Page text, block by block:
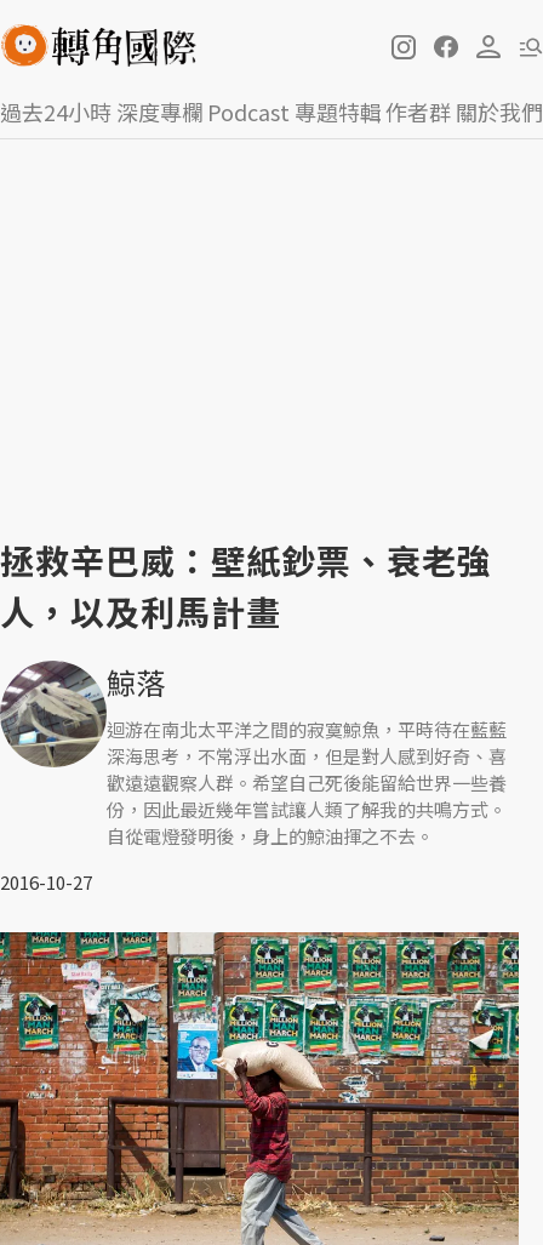
過去24小時深度專欄 Podcast 專題特輯作者群關於我們
拯救辛巴威：壁紙鈔票、衰老強
人，以及利馬計畫
鯨落
迴游在南北太平洋之間的寂寞鯨魚，平時待在藍藍
深海思考，不常浮出水面，但是對人感到好奇、喜
歡遠遠觀察人群。希望自己死後能留給世界一些養
份，因此最近幾年嘗試讓人類了解我的共鳴方式。
自從電燈發明後，身上的鯨油揮之不去。
2016-10-27